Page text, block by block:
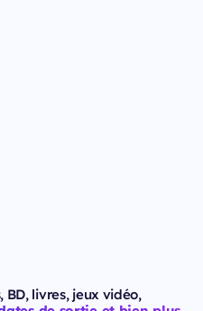
BD, livres, jeux vidéo,